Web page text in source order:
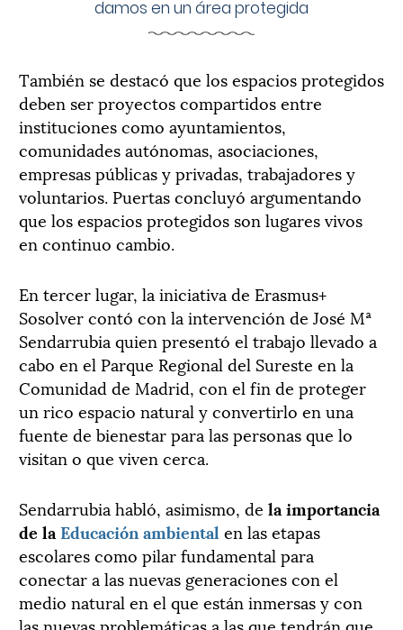
damos en un área protegida
También se destacó que los espacios protegidos
deben ser proyectos compartidos entre
instituciones como ayuntamientos,
comunidades autónomas, asociaciones,
empresas públicas y privadas, trabajadores y
voluntarios. Puertas concluyó argumentando
que los espacios protegidos son lugares vivos
en continuo cambio.
En tercer lugar, la iniciativa de Erasmus+
Sosolver contó con la intervención de José Mª
Sendarrubia quien presentó el trabajo llevado a
cabo en el Parque Regional del Sureste en la
Comunidad de Madrid, con el fin de proteger
un rico espacio natural y convertirlo en una
fuente de bienestar para las personas que lo
visitan o que viven cerca.
Sendarrubia habló, asimismo, de la importancia
de la Educación ambiental en las etapas
escolares como pilar fundamental para
conectar a las nuevas generaciones con el
medio natural en el que están inmersas y con
las nuevas problemáticas a las que tendrán que